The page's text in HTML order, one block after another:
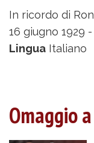
In
In ricordo di
16 giugno 1929
Lingua Italiano
Omaggio